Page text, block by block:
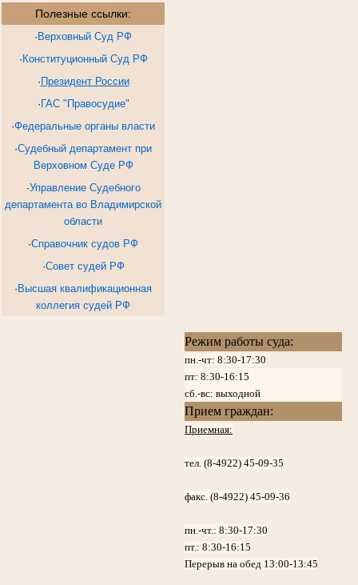
Полезные ссылки:
·Верховный Суд РФ
·Конституционный Суд РФ
·Президент России
·ГАС "Правосудие"
·Федеральные органы власти
·Судебный департамент при
Верховном Суде РФ
·Управление Судебного
департамента во Владимирской
области
·Справочник судов РФ
·Совет судей РФ
·Высшая квалификационная
коллегия судей РФ
Режим работы суда:
пн.-чт: 8:30-17:30
пт: 8:30-16:15
сб.-вс: выходной
Прием граждан:
Приемная:
тел. (8-4922) 45-09-35
факс. (8-4922) 45-09-36
пн.-чт.:8:30-17:30
пт.:8:30-16:15
Перерыв на обед 13:00-13:45